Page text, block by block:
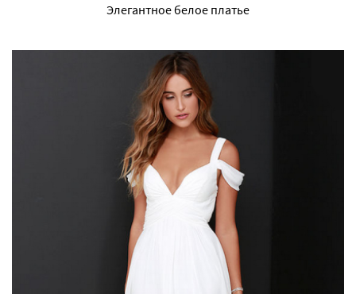
Элегантное белое платье